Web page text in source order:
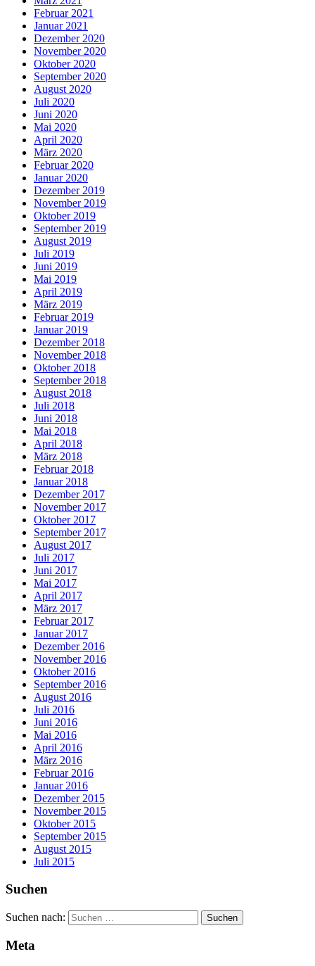
Februar 2021
Januar 2021
Dezember 2020
November 2020
Oktober 2020
September 2020
August 2020
Juli 2020
Juni 2020
Mai 2020
April 2020
März 2020
Februar 2020
Januar 2020
Dezember 2019
November 2019
Oktober 2019
September 2019
August 2019
Juli 2019
Juni 2019
Mai 2019
April 2019
März 2019
Februar 2019
Januar 2019
Dezember 2018
November 2018
Oktober 2018
September 2018
August 2018
Juli 2018
Juni 2018
Mai 2018
April 2018
März 2018
Februar 2018
Januar 2018
Dezember 2017
November 2017
Oktober 2017
September 2017
August 2017
Juli 2017
Juni 2017
Mai 2017
April 2017
März 2017
Februar 2017
Januar 2017
Dezember 2016
November 2016
Oktober 2016
September 2016
August 2016
Juli 2016
Juni 2016
Mai 2016
April 2016
März 2016
Februar 2016
Januar 2016
Dezember 2015
November 2015
Oktober 2015
September 2015
August 2015
Juli 2015
Suchen
Suchen nach:
Meta